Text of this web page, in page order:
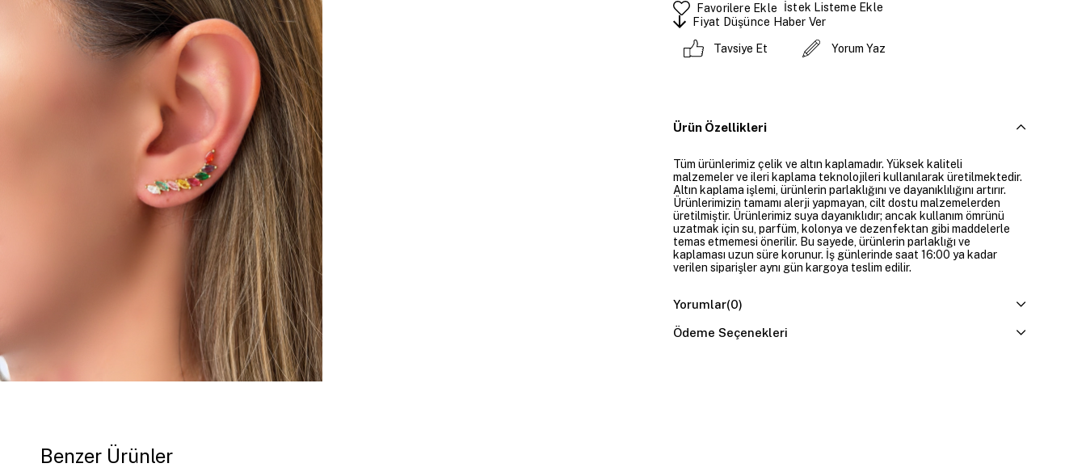
Favorilere Ekle
İstek Listeme Ekle
Fiyat Düşünce Haber Ver
Tavsiye Et Yorum Yaz
Ürün Özellikleri
Tüm ürünlerimiz çelik ve altın kaplamadır. Yüksek kaliteli
malzemeler ve ileri kaplama teknolojileri kullanılarak üretilmektedir.
Altın kaplama işlemi, ürünlerin parlaklığını ve dayanıklılığını artırır.
Ürünlerimizin tamamı alerji yapmayan, cilt dostu malzemelerden
üretilmiştir. Ürünlerimiz suya dayanıklıdır; ancak kullanım ömrünü
uzatmak için su, parfüm, kolonya ve dezenfektan gibi maddelerle
temas etmemesi önerilir. Bu sayede, ürünlerin parlaklığı ve
kaplaması uzun süre korunur. İş günlerinde saat 16:00 ya kadar
verilen siparişler aynı gün kargoya teslim edilir.
Yorumlar(0)
Ödeme Seçenekleri
Benzer Ürünler